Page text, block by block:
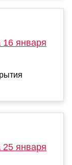
января
января